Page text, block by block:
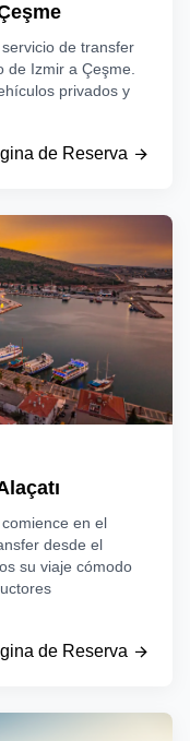
de transfer
Izmir a Çeşme.
privados y
de Reserva
en el
desde el
su viaje cómodo
de Reserva